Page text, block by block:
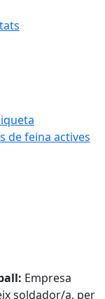
de feina actives
Empresa
soldador/a, per